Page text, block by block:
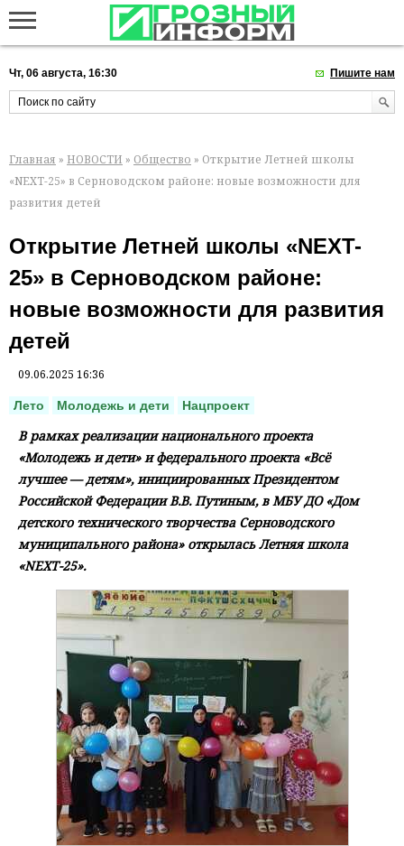
Чт, 06 августа, 16:30 Пишите нам
Главная » НОВОСТИ » Общество » Открытие Летней школы
«NEXT-25» в Серноводском районе: новые возможности для
развития детей
Открытие Летней школы «NEXT-
25» в Серноводском районе:
новые возможности для развития
детей
09.06.2025 16:36
Лето Молодежь и дети Нацпроект
В рамках реализации национального проекта
«Молодежь и дети» и федерального проекта «Всё
лучшее — детям», инициированных Президентом
Российской Федерации В.В. Путиным, в МБУ ДО «Дом
детского технического творчества Серноводского
муниципального района» открылась Летняя школа
«NEXT-25».